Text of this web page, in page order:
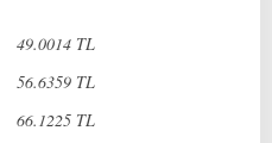
49.0014 TL
56.6359 TL
66.1225 TL